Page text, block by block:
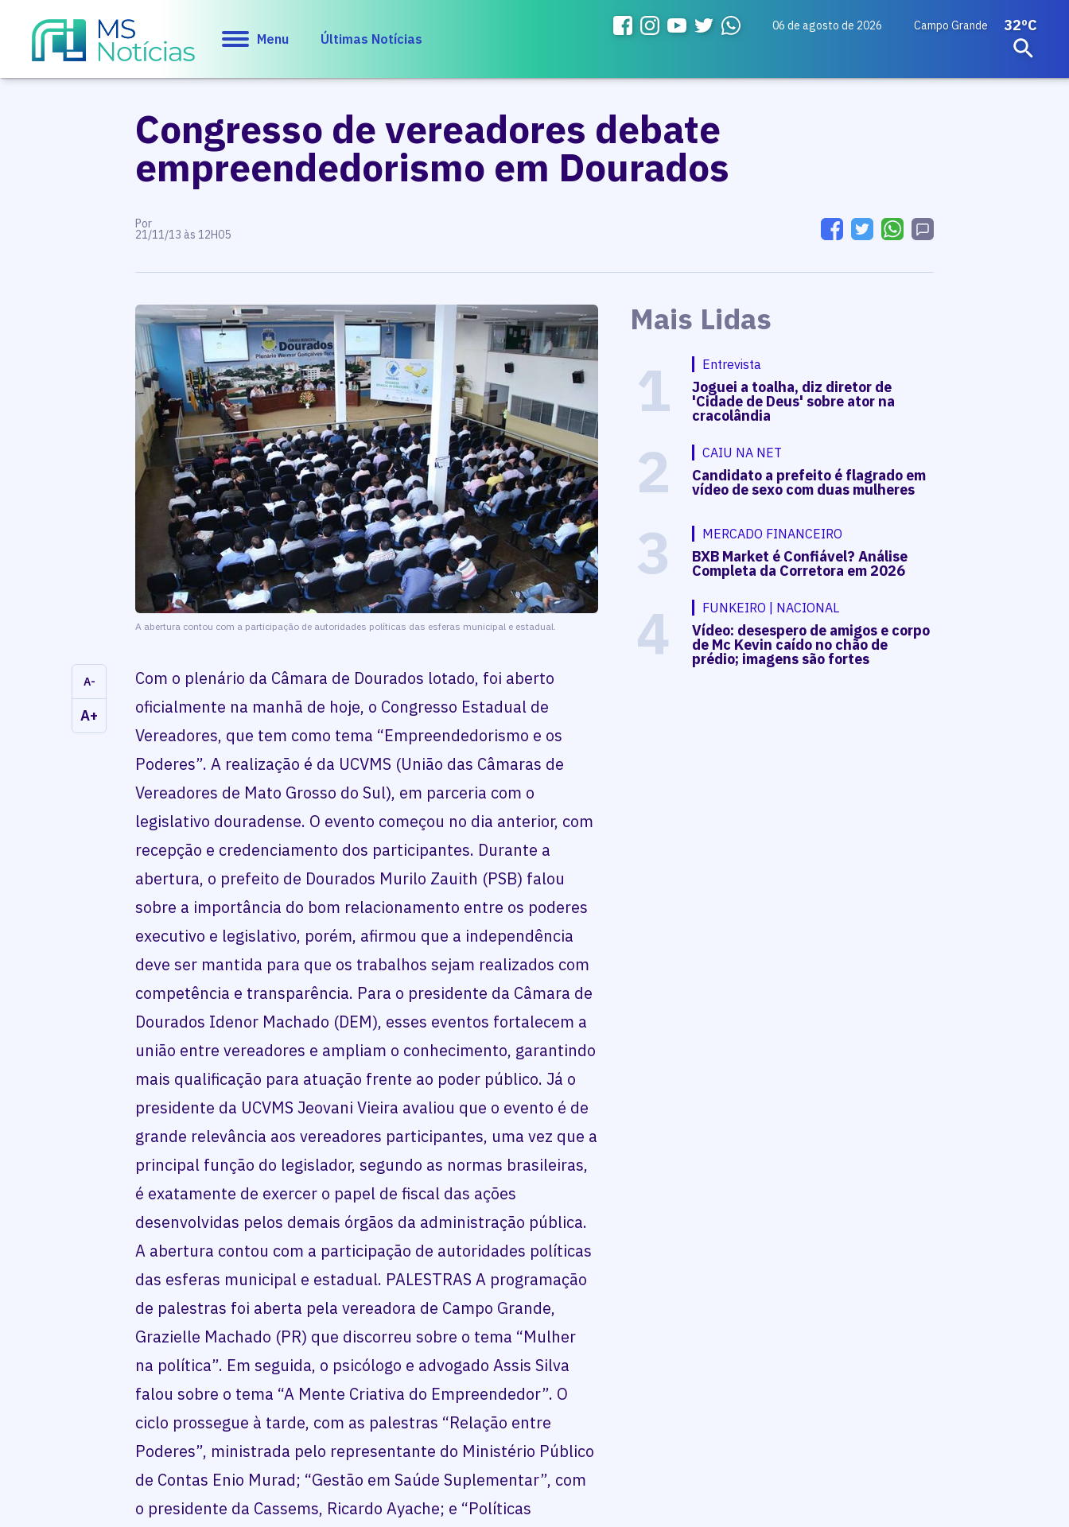
Menu Últimas Notícias
06 de agosto de 2026 Campo Grande 32ºC
Congresso de vereadores debate
empreendedorismo em Dourados
Por
21/11/13 às 12H05
A abertura contou com a participação de autoridades políticas das esferas municipal e estadual.
A-
A+
Com o plenário da Câmara de Dourados lotado, foi aberto
oficialmente na manhã de hoje, o Congresso Estadual de
Vereadores, que tem como tema “Empreendedorismo e os
Poderes”. A realização é da UCVMS (União das Câmaras de
Vereadores de Mato Grosso do Sul), em parceria com o
legislativo douradense. O evento começou no dia anterior, com
recepção e credenciamento dos participantes. Durante a
abertura, o prefeito de Dourados Murilo Zauith (PSB) falou
sobre a importância do bom relacionamento entre os poderes
executivo e legislativo, porém, afirmou que a independência
deve ser mantida para que os trabalhos sejam realizados com
competência e transparência. Para o presidente da Câmara de
Dourados Idenor Machado (DEM), esses eventos fortalecem a
união entre vereadores e ampliam o conhecimento, garantindo
mais qualificação para atuação frente ao poder público. Já o
presidente da UCVMS Jeovani Vieira avaliou que o evento é de
grande relevância aos vereadores participantes, uma vez que a
principal função do legislador, segundo as normas brasileiras,
é exatamente de exercer o papel de fiscal das ações
desenvolvidas pelos demais órgãos da administração pública.
A abertura contou com a participação de autoridades políticas
das esferas municipal e estadual. PALESTRAS A programação
de palestras foi aberta pela vereadora de Campo Grande,
Grazielle Machado (PR) que discorreu sobre o tema “Mulher
na política”. Em seguida, o psicólogo e advogado Assis Silva
falou sobre o tema “A Mente Criativa do Empreendedor”. O
ciclo prossegue à tarde, com as palestras “Relação entre
Poderes”, ministrada pelo representante do Ministério Público
de Contas Enio Murad; “Gestão em Saúde Suplementar”, com
o presidente da Cassems, Ricardo Ayache; e “Políticas
Mais Lidas
1 Entrevista
Joguei a toalha, diz diretor de
'Cidade de Deus' sobre ator na
cracolândia
2 CAIU NA NET
Candidato a prefeito é flagrado em
vídeo de sexo com duas mulheres
3 MERCADO FINANCEIRO
BXB Market é Confiável? Análise
Completa da Corretora em 2026
4 FUNKEIRO | NACIONAL
Vídeo: desespero de amigos e corpo
de Mc Kevin caído no chão de
prédio; imagens são fortes